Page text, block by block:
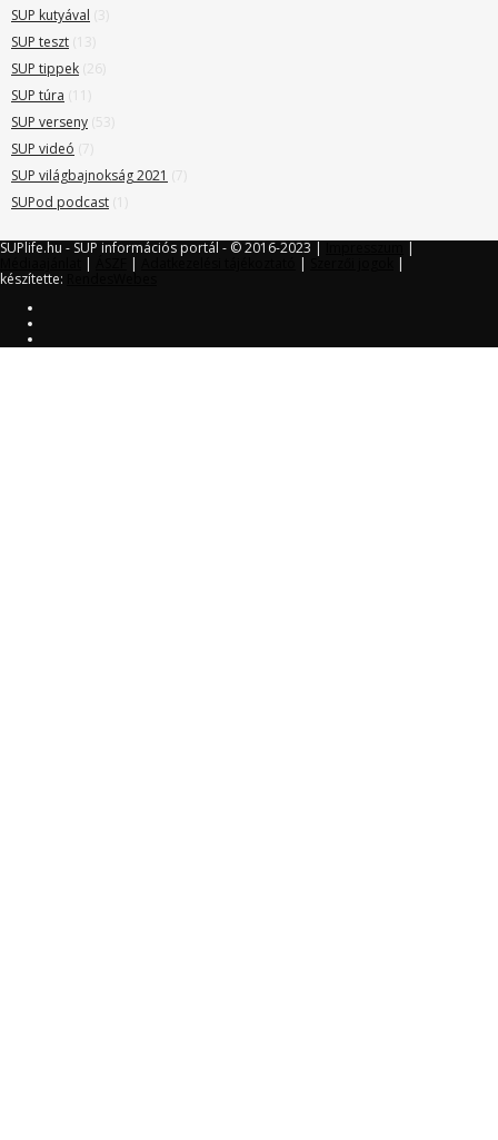
SUP kutyával (3)
SUP teszt (13)
SUP tippek (26)
SUP túra (11)
SUP verseny (53)
SUP videó (7)
SUP világbajnokság 2021 (7)
SUPod podcast (1)
SUPlife.hu - SUP információs portál - © 2016-2023 |
|
| | |
|
készítette: